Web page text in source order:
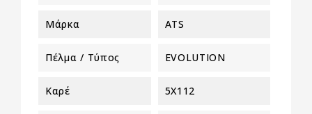
Μάρκα ATS
Πέλμα / Τύπος EVOLUTION
Καρέ 5X112